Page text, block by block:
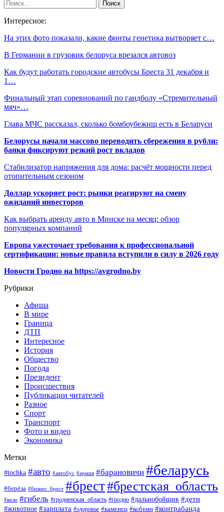
Интересное:
На этих фото показали, какие финты генетика вытворяет с…
В Германии в грузовик белоруса врезался автовоз
Как будут работать городские автобусы Бреста 31 декабря и
1…
Финальный этап соревнований по гандболу «Стремительный
мяч»…
Глава МЧС рассказал, сколько бомбоубежищ есть в Беларуси
Белорусы начали массово переводить сбережения в рубли:
банки фиксируют резкий рост вкладов
Стабилизатор напряжения для дома: расчёт мощности перед
отопительным сезоном
Доллар ускоряет рост: рынки реагируют на смену
ожиданий инвесторов
Как выбрать аренду авто в Минске на месяц: обзор
популярных компаний
Европа ужесточает требования к профессиональной
сертификации: новые правила вступили в силу в 2026 году
Новости Гродно на https://avgrodno.by
Рубрики
Афиша
В мире
Граница
ДТП
Интересное
История
Общество
Погода
Президент
Происшествия
Публикации читателей
Разное
Спорт
Транспорт
Фото и видео
Экономика
Метки
#tochka #авто #автобус #армия #барановичи #беларусь
#берёза #бизнес_брест #брест#брестская_область
#вело #гибель #гродненская_область #гродно #дальнобойщик #дети
#животное #зарплата #здоровье #каменец #кобрин #контрабанда